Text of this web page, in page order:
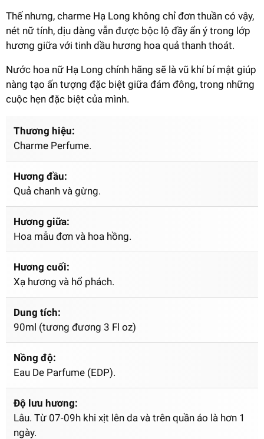
Thế nhưng, charme Hạ Long không chỉ đơn thuần có vậy,
nét nữ tính, dịu dàng vẫn được bộc lộ đầy ẩn ý trong lớp
hương giữa với tinh dầu hương hoa quả thanh thoát.
Nước hoa nữ Hạ Long chính hãng sẽ là vũ khí bí mật giúp
nàng tạo ấn tượng đặc biệt giữa đám đông, trong những
cuộc hẹn đặc biệt của mình.
Thương hiệu:
Charme Perfume.
Hương đầu:
Quả chanh và gừng.
Hương giữa:
Hoa mẫu đơn và hoa hồng.
Hương cuối:
Xạ hương và hổ phách.
Dung tích:
90ml (tương đương 3 Fl oz)
Nồng độ:
Eau De Parfume (EDP).
Độ lưu hương:
Lâu. Từ 07-09h khi xịt lên da và trên quần áo là hơn 1
ngày.